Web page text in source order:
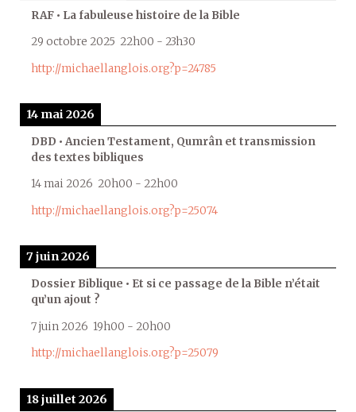
RAF • La fabuleuse histoire de la Bible
29 octobre 2025 22h00 - 23h30
http://michaellanglois.org?p=24785
14 mai 2026
DBD • Ancien Testament, Qumrân et transmission
des textes bibliques
14 mai 2026 20h00 - 22h00
http://michaellanglois.org?p=25074
7 juin 2026
Dossier Biblique • Et si ce passage de la Bible n’était
qu’un ajout ?
7 juin 2026 19h00 - 20h00
http://michaellanglois.org?p=25079
18 juillet 2026